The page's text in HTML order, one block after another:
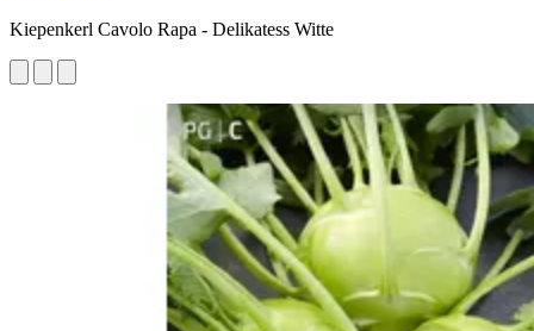
Kiepenkerl Cavolo Rapa - Delikatess Witte